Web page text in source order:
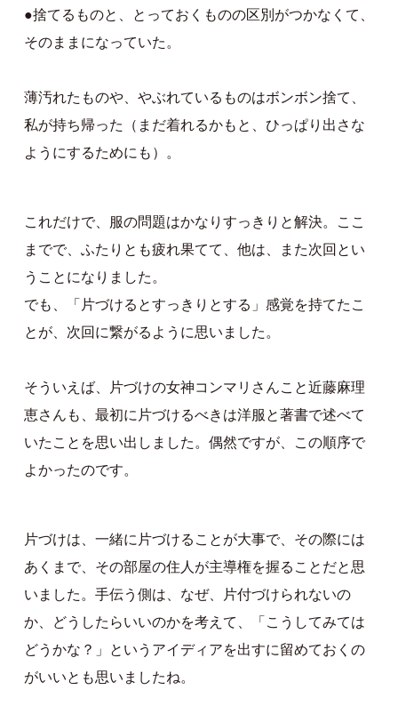
●捨てるものと、とっておくものの区別がつかなくて、
そのままになっていた。
薄汚れたものや、やぶれているものはボンボン捨て、
私が持ち帰った（まだ着れるかもと、ひっぱり出さな
ようにするためにも）。
これだけで、服の問題はかなりすっきりと解決。ここ
までで、ふたりとも疲れ果てて、他は、また次回とい
うことになりました。
でも、「片づけるとすっきりとする」感覚を持てたこ
とが、次回に繋がるように思いました。
そういえば、片づけの女神コンマリさんこと近藤麻理
恵さんも、最初に片づけるべきは洋服と著書で述べて
いたことを思い出しました。偶然ですが、この順序で
よかったのです。
片づけは、一緒に片づけることが大事で、その際には
あくまで、その部屋の住人が主導権を握ることだと思
いました。手伝う側は、なぜ、片付づけられないの
か、どうしたらいいのかを考えて、「こうしてみては
どうかな？」というアイディアを出すに留めておくの
がいいとも思いましたね。